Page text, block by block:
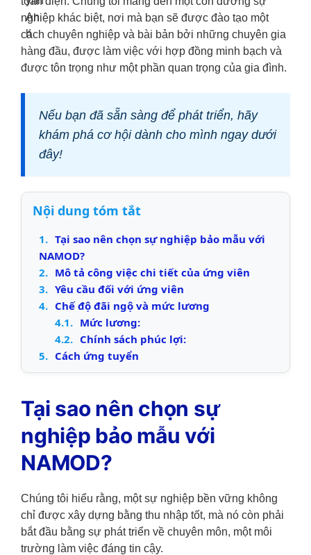
nghiệp khác biệt, nơi mà bạn sẽ được đào tạo một
cách chuyên nghiệp và bài bản bởi những chuyên gia
hàng đầu, được làm việc với hợp đồng minh bạch và
được tôn trọng như một phần quan trọng của gia đình.
Nếu bạn đã sẵn sàng để phát triển, hãy
khám phá cơ hội dành cho mình ngay dưới
đây!
Nội dung tóm tắt
1. Tại sao nên chọn sự nghiệp bảo mẫu với
NAMOD?
2. Mô tả công việc chi tiết của ứng viên
3. Yêu cầu đối với ứng viên
4. Chế độ đãi ngộ và mức lương
4.1. Mức lương:
4.2. Chính sách phúc lợi:
5. Cách ứng tuyển
Tại sao nên chọn sự
nghiệp bảo mẫu với
NAMOD?
Chúng tôi hiểu rằng, một sự nghiệp bền vững không
chỉ được xây dựng bằng thu nhập tốt, mà nó còn phải
bắt đầu bằng sự phát triển về chuyên môn, một môi
trường làm việc đáng tin cậy.